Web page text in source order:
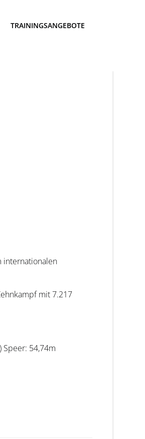
TRAININGSANGEBOTE
internationalen
mit 7.217
Speer: 54,74m